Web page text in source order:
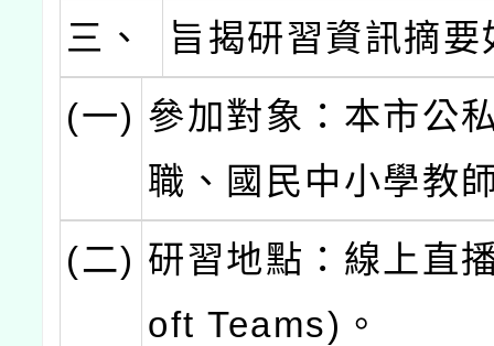
三、
旨揭研習資訊摘要
(一) 參加對象：本市公
職、國民中小學教
(二) 研習地點：線上直
oft Teams)。